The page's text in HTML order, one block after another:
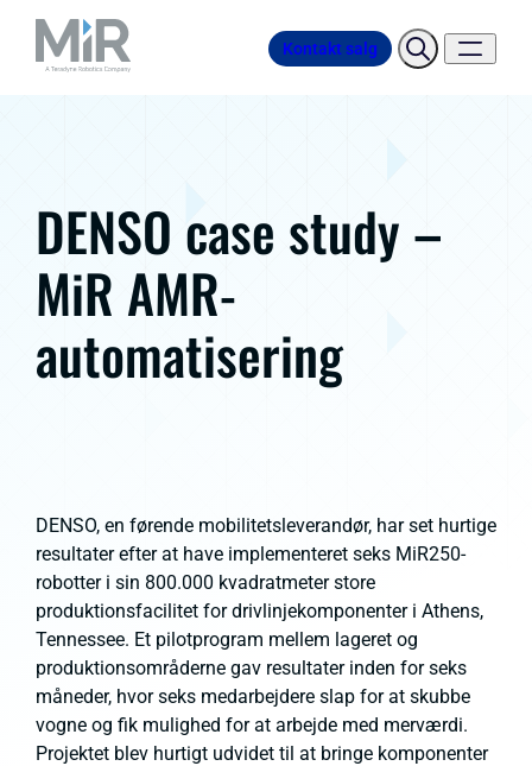
Kontakt salg
DENSO case study –
MiR AMR-
automatisering
DENSO, en førende mobilitetsleverandør, har set hurtige
resultater efter at have implementeret seks MiR250-
robotter i sin 800.000 kvadratmeter store
produktionsfacilitet for drivlinjekomponenter i Athens,
Tennessee. Et pilotprogram mellem lageret og
produktionsområderne gav resultater inden for seks
måneder, hvor seks medarbejdere slap for at skubbe
vogne og fik mulighed for at arbejde med merværdi.
Projektet blev hurtigt udvidet til at bringe komponenter